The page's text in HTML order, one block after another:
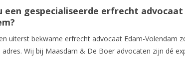
een gespecialiseerde erfrecht
uiterst bekwame erfrecht advocaat Edam-Volendam
Wij bij Maasdam & De Boer advocaten zijn dé